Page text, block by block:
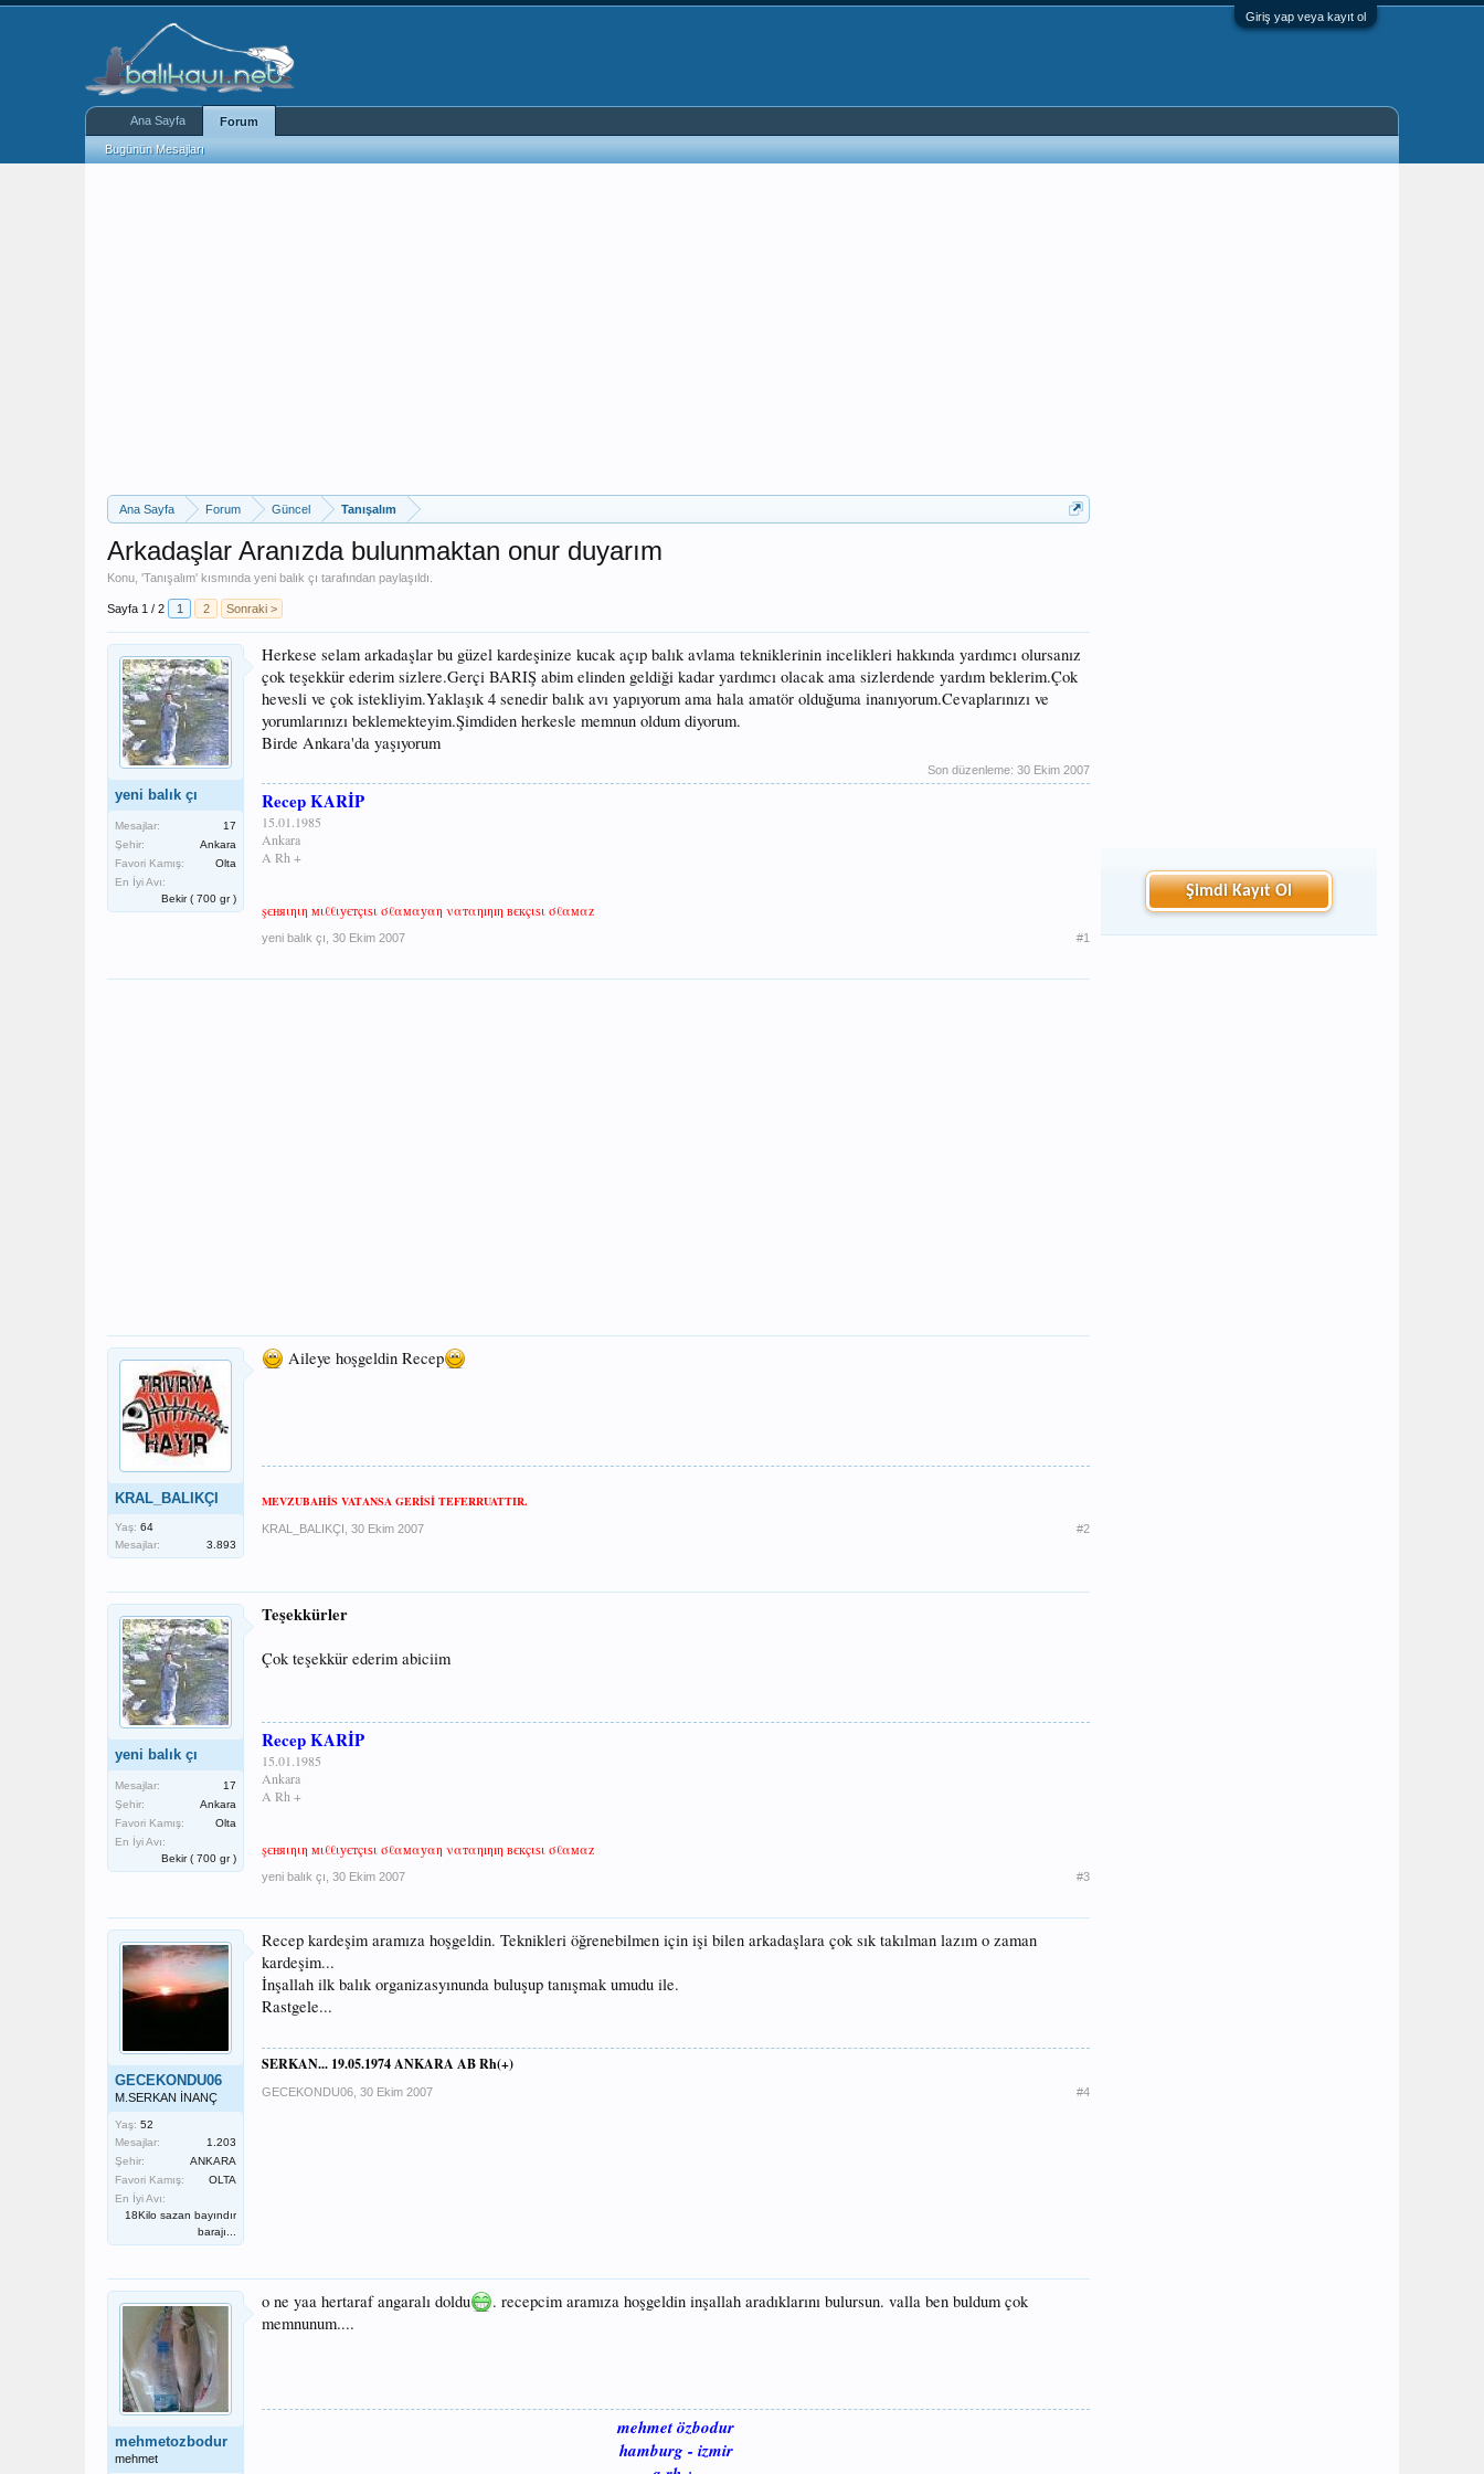
Giriş yap veya kayıt ol
Ana Sayfa Forum Güncel Tanışalım
Arkadaşlar Aranızda bulunmaktan onur duyarım
Konu, 'Tanışalım' kısmında yeni balık çı tarafından paylaşıldı.
Sayfa 1 / 2 1 2 Sonraki >
yeni balık çı
Mesajlar:
17
Şehir:
Ankara
Favori Kamış:
Olta
En İyi Avı:
Bekir ( 700 gr )
Herkese selam arkadaşlar bu güzel kardeşinize kucak açıp balık avlama tekniklerinin incelikleri hakkında yardımcı olursanız
çok teşekkür ederim sizlere.Gerçi BARIŞ abim elinden geldiği kadar yardımcı olacak ama sizlerdende yardım beklerim.Çok
hevesli ve çok istekliyim.Yaklaşık 4 senedir balık avı yapıyorum ama hala amatör olduğuma inanıyorum.Cevaplarınızı ve
yorumlarınızı beklemekteyim.Şimdiden herkesle memnun oldum diyorum.
Birde Ankara'da yaşıyorum
Son düzenleme: 30 Ekim 2007
Recep KARİP
15.01.1985
Ankara
A Rh +
şєняιηιη мιℓℓιуєтçιѕι σℓαмαуαη ναтαηıηıη вєкçιѕι σℓαмαz
yeni balık çı 30 Ekim 2007 #1
KRAL_BALIKÇI
Yaş: 64
Mesajlar:
3.893
Aileye hoşgeldin Recep
MEVZUBAHİS VATANSA GERİSİ TEFERRUATTIR.
KRAL_BALIKÇI 30 Ekim 2007 #2
yeni balık çı
Mesajlar:
17
Şehir:
Ankara
Favori Kamış:
Olta
En İyi Avı:
Bekir ( 700 gr )
Teşekkürler
Çok teşekkür ederim abiciim
Recep KARİP
15.01.1985
Ankara
A Rh +
şєняιηιη мιℓℓιуєтçιѕι σℓαмαуαη ναтαηıηıη вєкçιѕι σℓαмαz
yeni balık çı 30 Ekim 2007 #3
GECEKONDU06
M.SERKAN İNANÇ
Yaş: 52
Mesajlar:
1.203
Şehir:
ANKARA
Favori Kamış:
OLTA
En İyi Avı:
18Kilo sazan bayındır
barajı...
Recep kardeşim aramıza hoşgeldin. Teknikleri öğrenebilmen için işi bilen arkadaşlara çok sık takılman lazım o zaman
kardeşim...
İnşallah ilk balık organizasyınunda buluşup tanışmak umudu ile.
Rastgele...
SERKAN... 19.05.1974 ANKARA AB Rh(+)
GECEKONDU06 30 Ekim 2007 #4
mehmetozbodur
mehmet
o ne yaa hertaraf angaralı doldu
. recepcim aramıza hoşgeldin inşallah aradıklarını bulursun. valla ben buldum çok
memnunum....
mehmet özbodur
hamburg - izmir
Şimdi Kayıt Ol
Ana Sayfa Forum
Bugünün Mesajları